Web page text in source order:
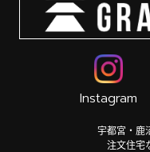
Instagram
宇都宮・鹿
注文住宅